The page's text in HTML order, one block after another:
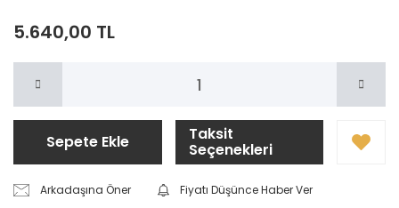
5.640,00 TL
Sepete Ekle Taksit
Seçenekleri
Arkadaşına Öner
Fiyatı Düşünce Haber Ver